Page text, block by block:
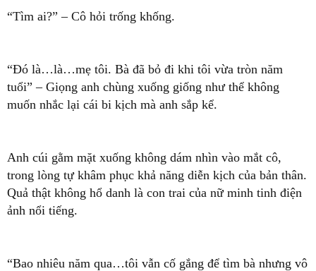
“Tìm ai?” – Cô hỏi trống khống.
“Đó là…là…mẹ tôi. Bà đã bỏ đi khi tôi vừa tròn năm
tuổi” – Giọng anh chùng xuống giống như thể không
muốn nhắc lại cái bi kịch mà anh sắp kể.
Anh cúi gằm mặt xuống không dám nhìn vào mắt cô,
trong lòng tự khâm phục khả năng diễn kịch của bản thân.
Quả thật không hổ danh là con trai của nữ minh tinh điện
ảnh nổi tiếng.
“Bao nhiêu năm qua…tôi vẫn cố gắng để tìm bà nhưng vô